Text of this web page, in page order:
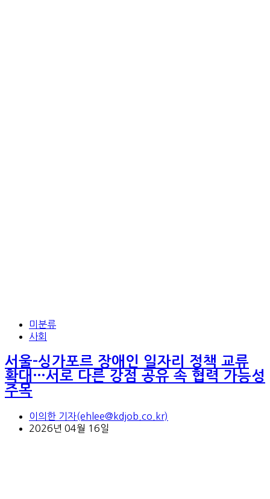
미분류
사회
서울–싱가포르 장애인 일자리 정책 교류
확대…서로 다른 강점 공유 속 협력 가능성
주목
이의한 기자(ehlee@kdjob.co.kr)
2026년 04월 16일